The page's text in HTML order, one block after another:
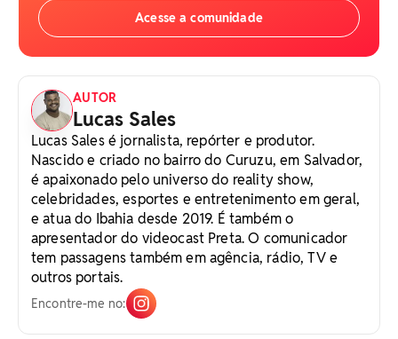
Acesse a comunidade
AUTOR
Lucas Sales
Lucas Sales é jornalista, repórter e produtor.
Nascido e criado no bairro do Curuzu, em Salvador,
é apaixonado pelo universo do reality show,
celebridades, esportes e entretenimento em geral,
e atua do Ibahia desde 2019. É também o
apresentador do videocast Preta. O comunicador
tem passagens também em agência, rádio, TV e
outros portais.
Encontre-me no: